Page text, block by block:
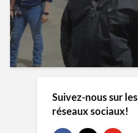
Suivez-nous sur les
réseaux sociaux!